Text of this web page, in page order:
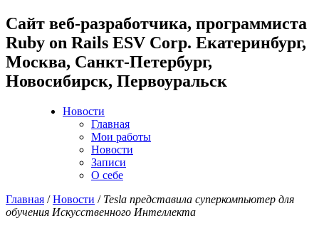
Cайт веб-разработчика, программиста
Ruby on Rails ESV Corp. Екатеринбург,
Москва, Санкт-Петербург,
Новосибирск, Первоуральск
Новости
Главная
Мои работы
Новости
Записи
О себе
Главная /Новости / Tesla представила суперкомпьютер для
обучения Искусственного Интеллекта